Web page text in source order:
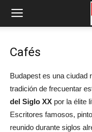
Cafés
Budapest es una ciudad
tradición de frecuentar
del Siglo XX por la élite
Escritores famosos,
reunido durante siglos